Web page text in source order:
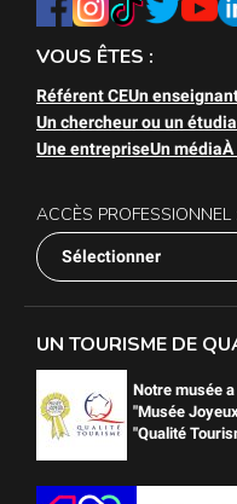
VOUS ÊTES :
Référent CEUn
Un chercheur ou un
Une entrepriseUn médiaÀ
ACCÈS PROFESSIONNEL :
Sélectionner
UN TOURISME DE
Notre musée
"Musée
"Qualité